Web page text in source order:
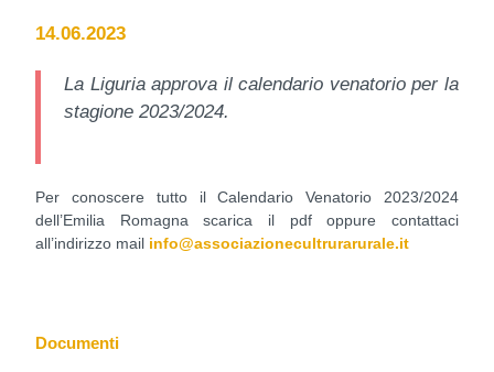
14.06.2023
La Liguria approva il calendario venatorio per la
stagione 2023/2024.
Per conoscere tutto il Calendario Venatorio 2023/2024
dell’Emilia Romagna scarica il pdf oppure contattaci
all’indirizzo mail info@associazionecultrurarurale.it
Documenti